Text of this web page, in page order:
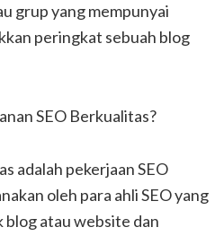
grup yang mempunyai
peringkat sebuah blog
SEO Berkualitas?
adalah pekerjaan SEO
oleh para ahli SEO yang
blog atau website dan